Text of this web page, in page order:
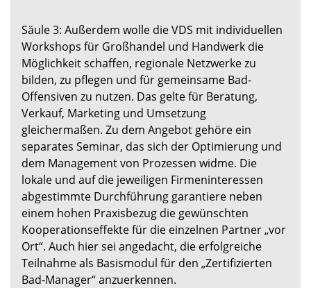
Säule 3: Außerdem wolle die VDS mit individuellen
Workshops für Großhandel und Handwerk die
Möglichkeit schaffen, regionale Netzwerke zu
bilden, zu pflegen und für gemeinsame Bad-
Offensiven zu nutzen. Das gelte für Beratung,
Verkauf, Marketing und Umsetzung
gleichermaßen. Zu dem Angebot gehöre ein
separates Seminar, das sich der Optimierung und
dem Management von Prozessen widme. Die
lokale und auf die jeweiligen Firmeninteressen
abgestimmte Durchführung garantiere neben
einem hohen Praxisbezug die gewünschten
Kooperationseffekte für die einzelnen Partner „vor
Ort“. Auch hier sei angedacht, die erfolgreiche
Teilnahme als Basismodul für den „Zertifizierten
Bad-Manager“ anzuerkennen.